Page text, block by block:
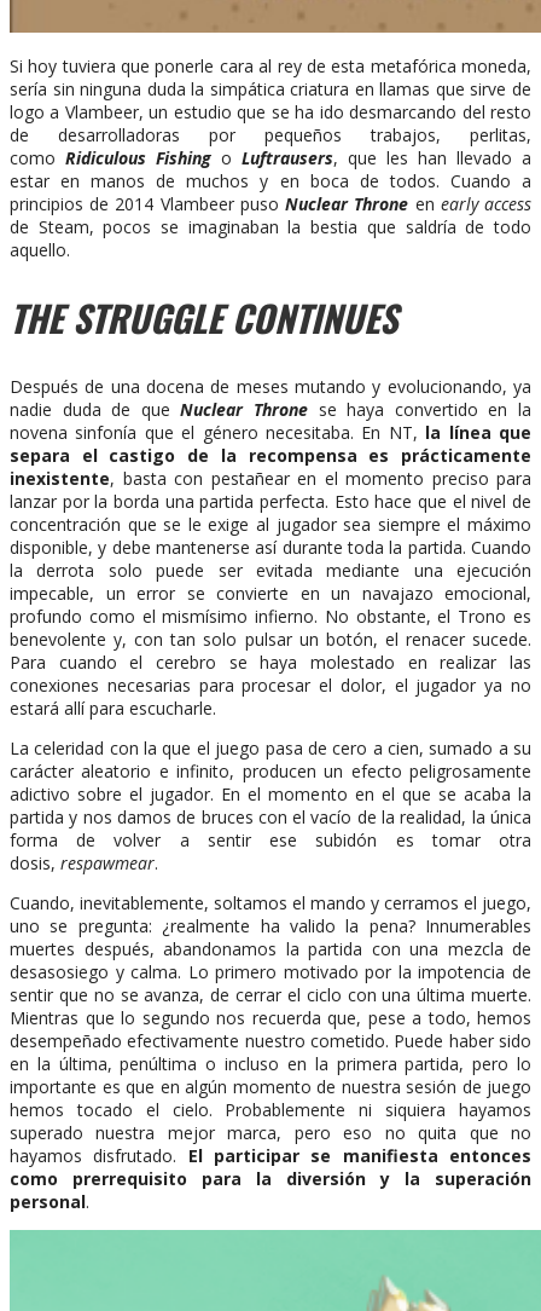
Si hoy tuviera que ponerle cara al rey de esta metafórica moneda,
sería sin ninguna duda la simpática criatura en llamas que sirve de
logo a Vlambeer, un estudio que se ha ido desmarcando del resto
de desarrolladoras por pequeños trabajos, perlitas,
como Ridiculous Fishing o Luftrausers, que les han llevado a
estar en manos de muchos y en boca de todos. Cuando a
principios de 2014 Vlambeer pusoNuclear Throne en early access
de Steam, pocos se imaginaban la bestia que saldría de todo
aquello.
THE STRUGGLE CONTINUES
Después de una docena de meses mutando y evolucionando, ya
nadie duda de queNuclear Throne se haya convertido en la
novena sinfonía que el género necesitaba. En NT, la línea que
separa el castigo de la recompensa es prácticamente
inexistente, basta con pestañear en el momento preciso para
lanzar por la borda una partida perfecta. Esto hace que el nivel de
concentración que se le exige al jugador sea siempre el máximo
disponible, y debe mantenerse así durante toda la partida. Cuando
la derrota solo puede ser evitada mediante una ejecución
impecable, un error se convierte en un navajazo emocional,
profundo como el mismísimo infierno. No obstante, el Trono es
benevolente y, con tan solo pulsar un botón, el renacer sucede.
Para cuando el cerebro se haya molestado en realizar las
conexiones necesarias para procesar el dolor, el jugador ya no
estará allí para escucharle.
La celeridad con la que el juego pasa de cero a cien, sumado a su
carácter aleatorio e infinito, producen un efecto peligrosamente
adictivo sobre el jugador. En el momento en el que se acaba la
partida y nos damos de bruces con el vacío de la realidad, la única
forma de volver a sentir ese subidón es tomar otra
dosis, respawmear.
Cuando, inevitablemente, soltamos el mando y cerramos el juego,
uno se pregunta: ¿realmente ha valido la pena? Innumerables
muertes después, abandonamos la partida con una mezcla de
desasosiego y calma. Lo primero motivado por la impotencia de
sentir que no se avanza, de cerrar el ciclo con una última muerte.
Mientras que lo segundo nos recuerda que, pese a todo, hemos
desempeñado efectivamente nuestro cometido. Puede haber sido
en la última, penúltima o incluso en la primera partida, pero lo
importante es que en algún momento de nuestra sesión de juego
hemos tocado el cielo. Probablemente ni siquiera hayamos
superado nuestra mejor marca, pero eso no quita que no
hayamos disfrutado. El participar se manifiesta entonces
como prerrequisito para la diversión y la superación
personal.